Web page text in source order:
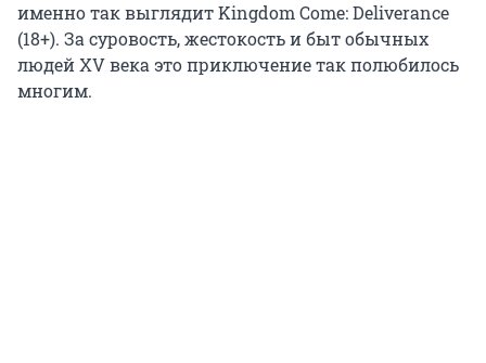
именно так выглядит Kingdom Come: Deliverance
(18+). За суровость, жестокость и быт обычных
людей XV века это приключение так полюбилось
многим.